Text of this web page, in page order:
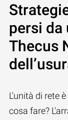
persi da
Thecus
L'unità di rete
cosa fare?